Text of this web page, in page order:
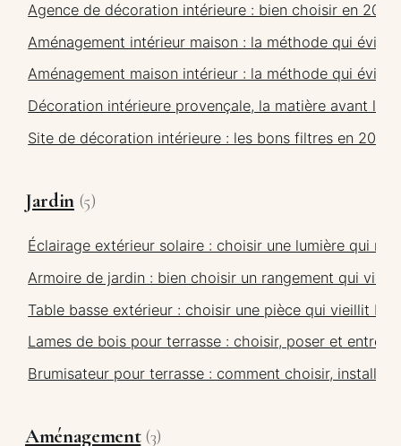
Agence de décoration intérieure : bien choisir en 2026
Aménagement intérieur maison : la méthode qui évite
Aménagement maison intérieur : la méthode qui évite
Décoration intérieure provençale, la matière avant le
Site de décoration intérieure : les bons filtres en 2026
Jardin (5)
Éclairage extérieur solaire : choisir une lumière qui
Armoire de jardin : bien choisir un rangement qui
Table basse extérieur : choisir une pièce qui vieillit
Lames de bois pour terrasse : choisir, poser et
Brumisateur pour terrasse : comment choisir,
Aménagement (3)